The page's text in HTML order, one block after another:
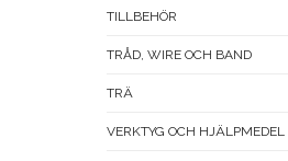
TILLBEHÖR
TRÅD, WIRE OCH BAND
TRÄ
VERKTYG OCH HJÄLPMEDEL